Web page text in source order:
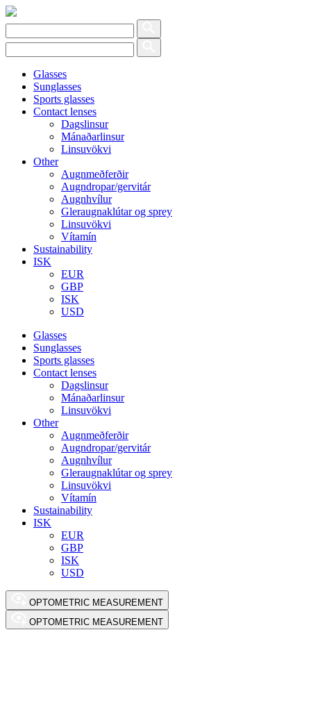
Glasses
Sunglasses
Sports glasses
Contact lenses
Dagslinsur
Mánaðarlinsur
Linsuvökvi
Other
Augnmeðferðir
Augndropar/gervitár
Augnhvílur
Gleraugnaklútar og sprey
Linsuvökvi
Vítamín
Sustainability
ISK
EUR
GBP
ISK
USD
Glasses
Sunglasses
Sports glasses
Contact lenses
Dagslinsur
Mánaðarlinsur
Linsuvökvi
Other
Augnmeðferðir
Augndropar/gervitár
Augnhvílur
Gleraugnaklútar og sprey
Linsuvökvi
Vítamín
Sustainability
ISK
EUR
GBP
ISK
USD
OPTOMETRIC MEASUREMENT
OPTOMETRIC MEASUREMENT